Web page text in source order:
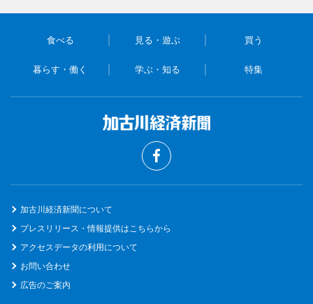
食べる 見る・遊ぶ 買う
暮らす・働く 学ぶ・知る 特集
加古川経済新聞について
プレスリリース・情報提供はこちらから
アクセスデータの利用について
お問い合わせ
広告のご案内